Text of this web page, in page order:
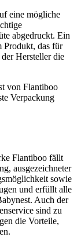
eine mögliche
abgedruckt. Ein
Produkt, das für
Hersteller die
von Flantiboo
Verpackung
Flantiboo fällt
ausgezeichneter
sowie
und erfüllt alle
Auch der
sind zu
die Vorteile,